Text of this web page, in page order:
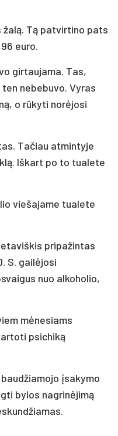
Tą patvirtino pats
euro.
girtaujama. Tas,
nebebuvo. Vyras
o rūkyti norėjosi
Tačiau atmintyje
Iškart po to tualete
viešajame tualete
pripažintas
S. gailėjosi
nuo alkoholio,
mėnesiams
psichiką
įsakymo
bylos nagrinėjimą